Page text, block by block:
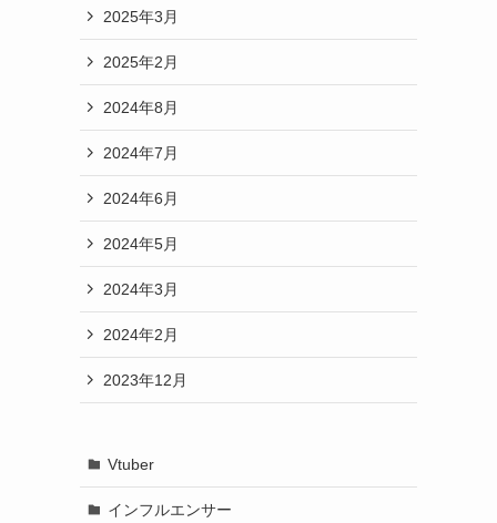
2025年3月
2025年2月
2024年8月
2024年7月
2024年6月
2024年5月
2024年3月
2024年2月
2023年12月
Vtuber
インフルエンサー